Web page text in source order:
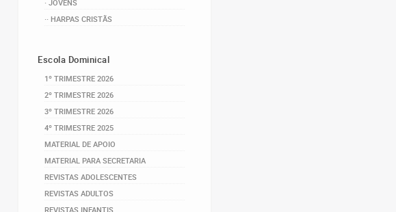
· JOVENS
·· HARPAS CRISTÃS
Escola Dominical
1º TRIMESTRE 2026
2º TRIMESTRE 2026
3º TRIMESTRE 2026
4º TRIMESTRE 2025
MATERIAL DE APOIO
MATERIAL PARA SECRETARIA
REVISTAS ADOLESCENTES
REVISTAS ADULTOS
REVISTAS INFANTIS